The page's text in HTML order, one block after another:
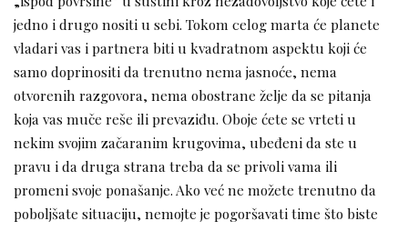
jedno i drugo nositi u sebi. Tokom celog marta će planete
vladari vas i partnera biti u kvadratnom aspektu koji će
samo doprinositi da trenutno nema jasnoće, nema
otvorenih razgovora, nema obostrane želje da se pitanja
koja vas muče reše ili prevaziđu. Oboje ćete se vrteti u
nekim svojim začaranim krugovima, ubeđeni da ste u
pravu i da druga strana treba da se privoli vama ili
promeni svoje ponašanje. Ako već ne možete trenutno da
poboljšate situaciju, nemojte je pogoršavati time što biste